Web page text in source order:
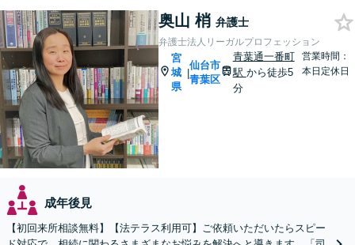
奥山 梢 弁護士
弁護士法人リーガルプロフェッション
宮
城
県
|
仙台市
青葉区
青葉通一番町
駅 から徒歩5
分
営業時間：
本日定休日
成年後見
【初回来所相談無料】【法テラス利用可】ご依頼いただいたらスピー